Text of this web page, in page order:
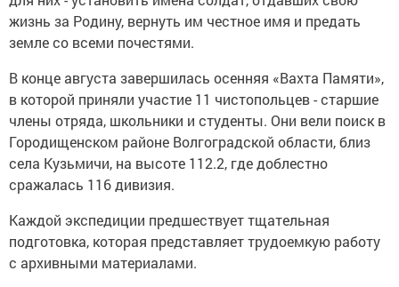
жизнь за Родину, вернуть им честное имя и предать
земле со всеми почестями.
В конце августа завершилась осенняя «Вахта Памяти»,
в которой приняли участие 11 чистопольцев - старшие
члены отряда, школьники и студенты. Они вели поиск в
Городищенском районе Волгоградской области, близ
села Кузьмичи, на высоте 112.2, где доблестно
сражалась 116 дивизия.
Каждой экспедиции предшествует тщательная
подготовка, которая представляет трудоемкую работу
с архивными материалами.